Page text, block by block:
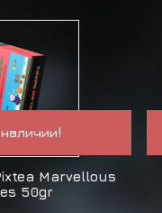
Marvellous
50gr